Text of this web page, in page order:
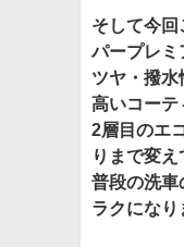
そして今
パープレミ
ツヤ・撥水
高いコーテ
2層目のエ
りまで変え
普段の洗車
ラクにな